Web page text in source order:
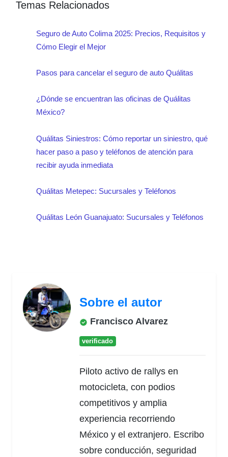
Colima.
Temas Relacionados
Seguro de Auto Colima 2025: Precios, Requisitos y
Cómo Elegir el Mejor
Pasos para cancelar el seguro de auto Quálitas
¿Dónde se encuentran las oficinas de Quálitas
México?
Quálitas Siniestros: Cómo reportar un siniestro, qué
hacer paso a paso y teléfonos de atención para
recibir ayuda inmediata
Quálitas Metepec: Sucursales y Teléfonos
Quálitas León Guanajuato: Sucursales y Teléfonos
Sobre el autor
Francisco Alvarez
verificado
Piloto activo de rallys en
motocicleta, con podios
competitivos y amplia
experiencia recorriendo
México y el extranjero. Escribo
sobre conducción, seguridad